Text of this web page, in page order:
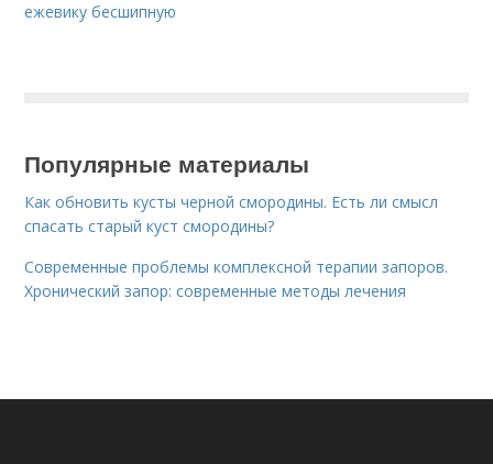
ежевику бесшипную
Популярные материалы
Как обновить кусты черной смородины. Есть ли смысл
спасать старый куст смородины?
Современные проблемы комплексной терапии запоров.
Хронический запор: современные методы лечения